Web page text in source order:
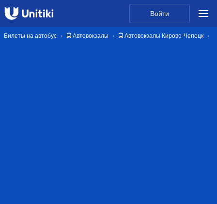
Войти
Билеты на автобус 🚍 Автовокзалы 🚍 Автовокзалы Кирово-Чепецк